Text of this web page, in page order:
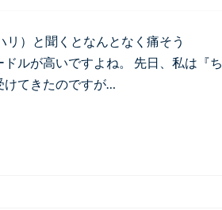
）と聞くとなんとなく痛そう
ルが高いですよね。 先日、私は『ち
けてきたのですが…